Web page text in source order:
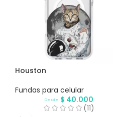
Houston
Fundas para celular
Desde $ 40.000
(11)